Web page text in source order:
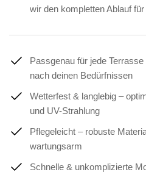
wir den kompletten Ablauf
Passgenau für jede
nach deinen Bedürfnissen
Wetterfest & langlebig –
und UV-Strahlung
Pflegeleicht – robuste
wartungsarm
Schnelle & unkomplizierte